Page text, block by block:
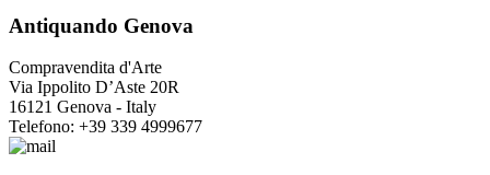
Antiquando Genova
Compravendita d'Arte
Via Ippolito D’Aste 20R
16121 Genova - Italy
Telefono: +39 339 4999677